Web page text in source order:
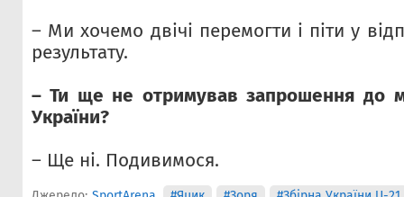
– Ми хочемо двічі перемогти і піти у
результату.
– Ти ще не отримував запрошення до
України?
– Ще ні. Подивимося.